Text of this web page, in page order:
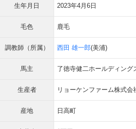
生年月日 2023年4月6日
毛色 鹿毛
調教師（所属） 西田 雄一郎(美浦)
馬主 了徳寺健二ホールディング
生産者 リョーケンファーム株式会
産地 日高町